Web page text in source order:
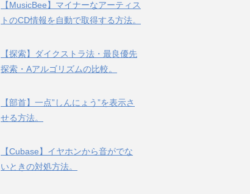
【MusicBee】マイナーなアーティス
トのCD情報を自動で取得する方法。
【探索】ダイクストラ法・最良優先
探索・Aアルゴリズムの比較。
【部首】一点”しんにょう”を表示さ
せる方法。
【Cubase】イヤホンから音がでな
いときの対処方法。